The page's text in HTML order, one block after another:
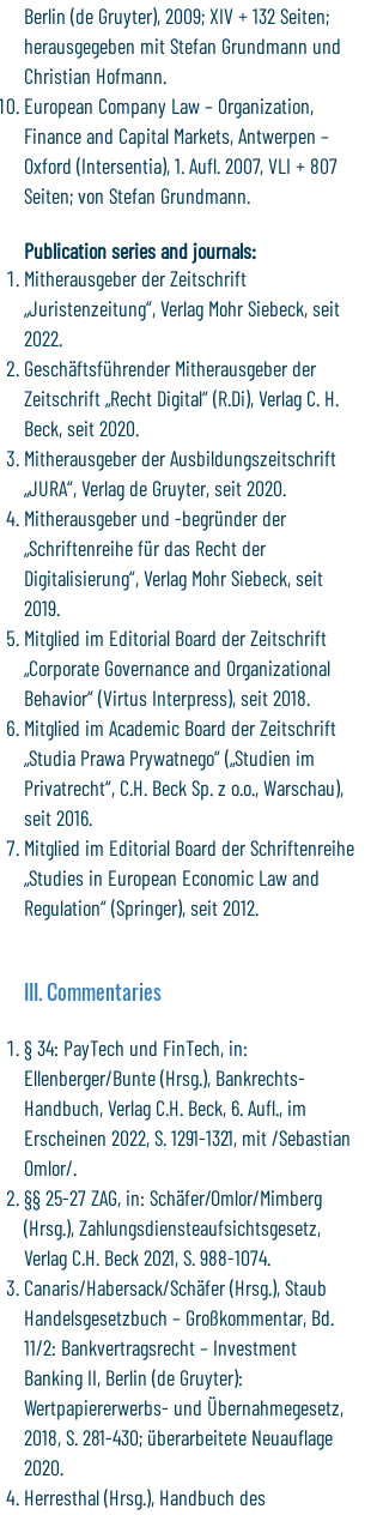
Berlin (de Gruyter), 2009; XIV + 132 Seiten;
herausgegeben mit Stefan Grundmann und
Christian Hofmann.
European Company Law – Organization,
Finance and Capital Markets, Antwerpen –
Oxford (Intersentia), 1. Aufl. 2007, VLI + 807
Seiten; von Stefan Grundmann.
Publication series and journals:
Mitherausgeber der Zeitschrift
„Juristenzeitung“, Verlag Mohr Siebeck, seit
2022.
Geschäftsführender Mitherausgeber der
Zeitschrift „Recht Digital“ (R.Di), Verlag C. H.
Beck, seit 2020.
Mitherausgeber der Ausbildungszeitschrift
„JURA“, Verlag de Gruyter, seit 2020.
Mitherausgeber und -begründer der
„Schriftenreihe für das Recht der
Digitalisierung“, Verlag Mohr Siebeck, seit
2019.
Mitglied im Editorial Board der Zeitschrift
„Corporate Governance and Organizational
Behavior“ (Virtus Interpress), seit 2018.
Mitglied im Academic Board der Zeitschrift
„Studia Prawa Prywatnego“ („Studien im
Privatrecht“, C.H. Beck Sp. z o.o., Warschau),
seit 2016.
Mitglied im Editorial Board der Schriftenreihe
„Studies in European Economic Law and
Regulation“ (Springer), seit 2012.
III. Commentaries
§ 34: PayTech und FinTech, in:
Ellenberger/Bunte (Hrsg.), Bankrechts-
Handbuch, Verlag C.H. Beck, 6. Aufl., im
Erscheinen 2022, S.1291-1321, mit /Sebastian
Omlor/.
§§ 25-27 ZAG, in: Schäfer/Omlor/Mimberg
(Hrsg.), Zahlungsdiensteaufsichtsgesetz,
Verlag C.H. Beck 2021, S.988-1074.
Canaris/Habersack/Schäfer (Hrsg.), Staub
Handelsgesetzbuch – Großkommentar, Bd.
11/2: Bankvertragsrecht – Investment
Banking II, Berlin (de Gruyter):
Wertpapiererwerbs- und Übernahmegesetz,
2018, S. 281-430; überarbeitete Neuauflage
2020.
Herresthal (Hrsg.), Handbuch des